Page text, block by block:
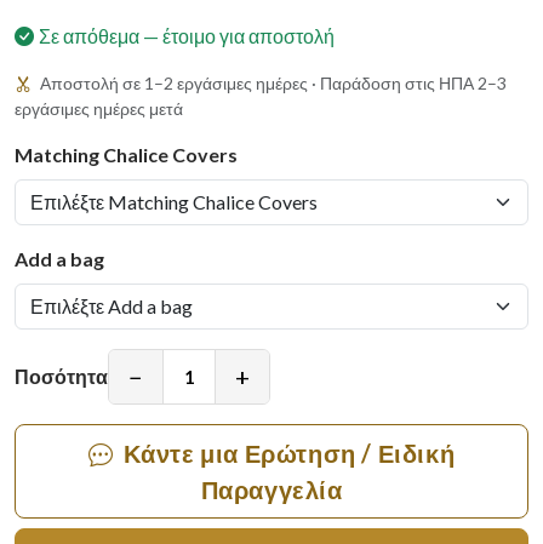
Σε απόθεμα — έτοιμο για αποστολή
Αποστολή σε 1–2 εργάσιμες ημέρες · Παράδοση στις ΗΠΑ 2–3
εργάσιμες ημέρες μετά
Matching Chalice Covers
Add a bag
Ποσότητα − +
Κάντε μια Ερώτηση / Ειδική
Παραγγελία